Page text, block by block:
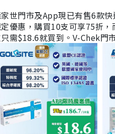
世門市及App現已有售6款
定優惠，購買10支可享75折
需$18.6就買到。V-Chek門